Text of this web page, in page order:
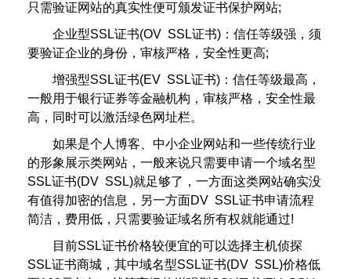
只需验证网站的真实性便可颁发证书保护网站;
企业型SSL证书(OV SSL证书)：信任等级强，须
要验证企业的身份，审核严格，安全性更高;
增强型SSL证书(EV SSL证书)：信任等级最高，
一般用于银行证券等金融机构，审核严格，安全性最
高，同时可以激活绿色网址栏。
如果是个人博客、中小企业网站和一些传统行业
的形象展示类网站，一般来说只需要申请一个域名型
SSL证书(DV SSL)就足够了，一方面这类网站确实没
有值得加密的信息，另一方面DV SSL证书申请流程
简洁，费用低，只需要验证域名所有权就能通过!
目前SSL证书价格较便宜的可以选择主机侦探
SSL证书商城，其中域名型SSL证书(DV SSL)价格低